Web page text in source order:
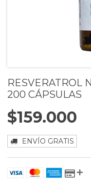
RESVERATROL
200 CÁPSULAS
$159.000
ENVÍO GRATIS